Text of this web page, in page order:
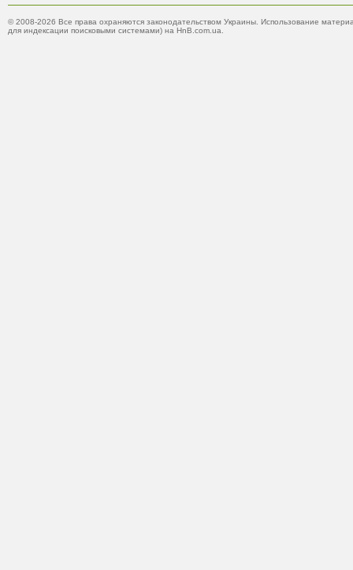
© 2008-2026 Все права охраняются законодательством Украины. Использование
для индексации поисковыми системами) на HnB.com.ua.